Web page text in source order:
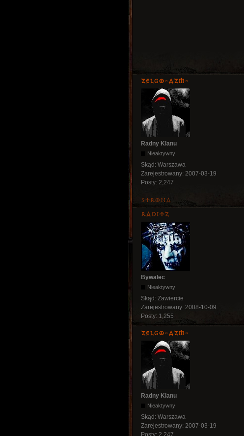
ZelgO-AZM-
Radny Klanu
Nieaktywny
Skąd: Warszawa
Zarejestrowany: 2007-03-19
Posty: 2,247
Strona
Raditz
Bywalec
Nieaktywny
Skąd: Zawiercie
Zarejestrowany: 2008-10-09
Posty: 1,255
ZelgO-AZM-
Radny Klanu
Nieaktywny
Skąd: Warszawa
Zarejestrowany: 2007-03-19
Posty: 2,247